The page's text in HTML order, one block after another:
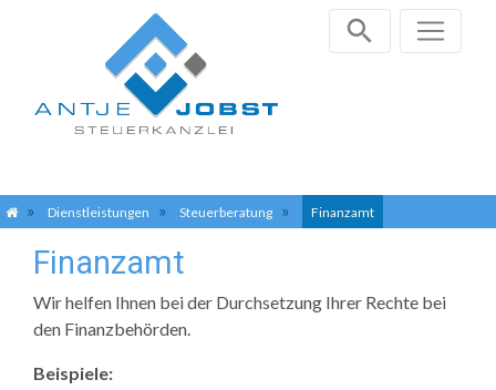
Zum
Inhalt
springen
Dienstleistungen Steuerberatung Finanzamt
Finanzamt
Wir helfen Ihnen bei der Durchsetzung Ihrer Rechte bei
den Finanzbehörden.
Beispiele: